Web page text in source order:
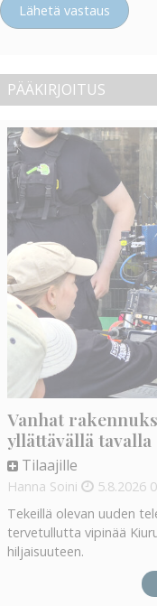
Lähetä vastaus
PÄÄKIRJOITUS
Vanhat
yllättävällä tavalla
Tilaajille
Hanna Soini 5.8.2026
Tekeillä olevan uuden
tervetullutta vipinää
hiljaisuuteen.